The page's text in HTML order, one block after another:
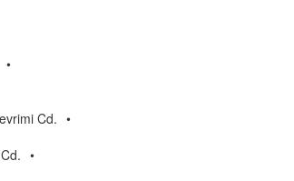
•
Cd. •
•